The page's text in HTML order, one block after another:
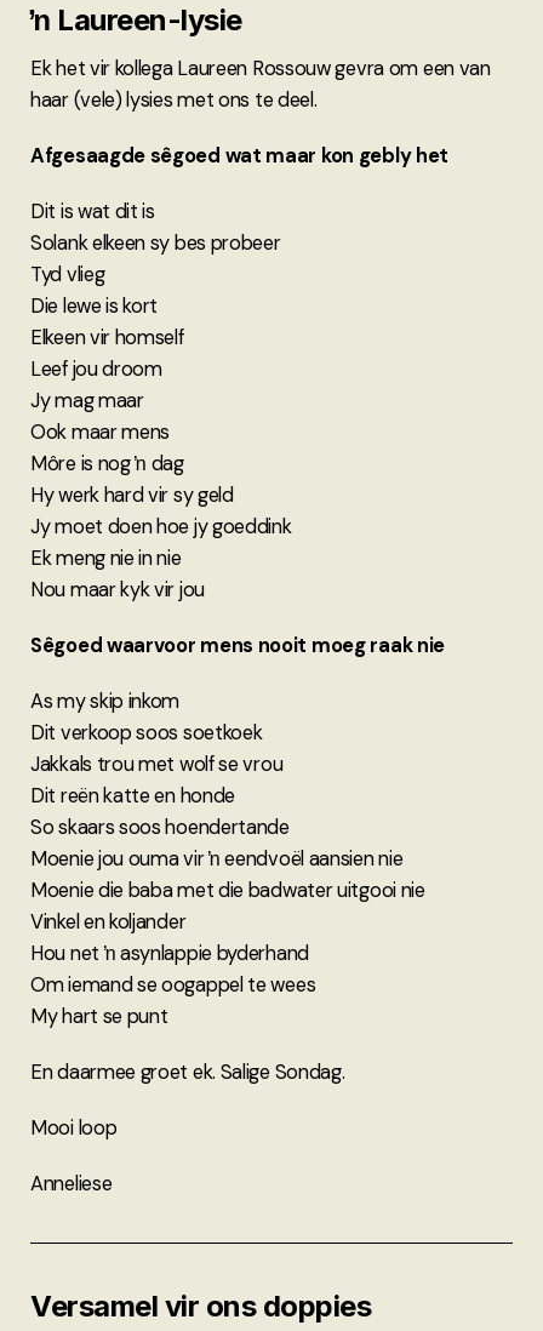
ŉ Laureen-lysie
Ek het vir kollega Laureen Rossouw gevra om een van
haar (vele) lysies met ons te deel.
Afgesaagde sêgoed wat maar kon gebly het
Dit is wat dit is
Solank elkeen sy bes probeer
Tyd vlieg
Die lewe is kort
Elkeen vir homself
Leef jou droom
Jy mag maar
Ook maar mens
Môre is nog ŉ dag
Hy werk hard vir sy geld
Jy moet doen hoe jy goeddink
Ek meng nie in nie
Nou maar kyk vir jou
Sêgoed waarvoor mens nooit moeg raak nie
As my skip inkom
Dit verkoop soos soetkoek
Jakkals trou met wolf se vrou
Dit reën katte en honde
So skaars soos hoendertande
Moenie jou ouma vir ŉ eendvoël aansien nie
Moenie die baba met die badwater uitgooi nie
Vinkel en koljander
Hou net ŉ asynlappie byderhand
Om iemand se oogappel te wees
My hart se punt
En daarmee groet ek. Salige Sondag.
Mooi loop
Anneliese
Versamel vir ons doppies